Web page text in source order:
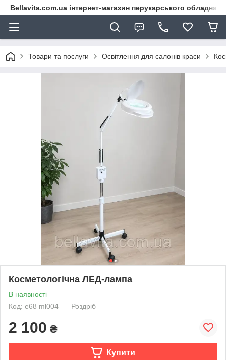
Bellavita.com.ua інтернет-магазин перукарського
Товари та послуги Освітлення для салонів краси
Косметологічна ЛЕД-лампа
В наявності
Код: e68 ml004
Роздріб
2 100 ₴
Купити